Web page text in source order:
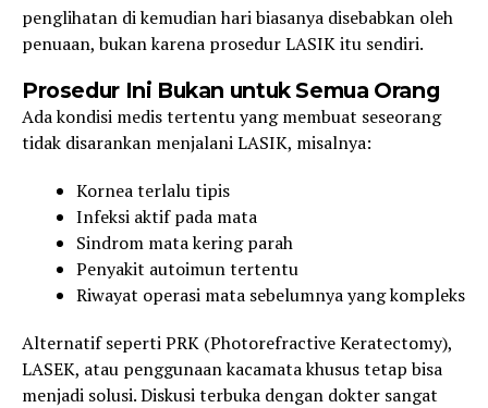
penglihatan di kemudian hari biasanya disebabkan oleh
penuaan, bukan karena prosedur LASIK itu sendiri.
Prosedur Ini Bukan untuk Semua Orang
Ada kondisi medis tertentu yang membuat seseorang
tidak disarankan menjalani LASIK, misalnya:
Kornea terlalu tipis
Infeksi aktif pada mata
Sindrom mata kering parah
Penyakit autoimun tertentu
Riwayat operasi mata sebelumnya yang kompleks
Alternatif seperti PRK (Photorefractive Keratectomy),
LASEK, atau penggunaan kacamata khusus tetap bisa
menjadi solusi. Diskusi terbuka dengan dokter sangat